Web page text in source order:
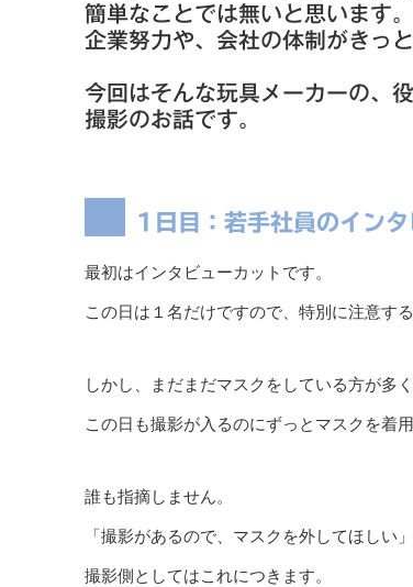
簡単なことでは無いと思います。
企業努力や、会社の体制がきっ
今回はそんな玩具メーカーの、
撮影のお話です。
1日目：若手社員のインタ
最初はインタビューカットです。
この日は１名だけですので、特別に注意す
しかし、まだまだマスクをしている方が多く
この日も撮影が入るのにずっとマスクを着用
誰も指摘しません。
「撮影があるので、マスクを外してほしい」
撮影側としてはこれにつきます。